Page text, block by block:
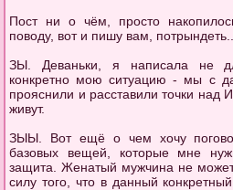
Пост ни о чём, просто
поводу, вот и пишу вам, потрындеть...
ЗЫ. Деваньки, я написала не
конкретно мою ситуацию - мы с
прояснили и расставили точки над
живут.
ЗЫЫ. Вот ещё о чем хочу
базовых вещей, которые мне
защита. Женатый мужчина не может
силу того, что в данный